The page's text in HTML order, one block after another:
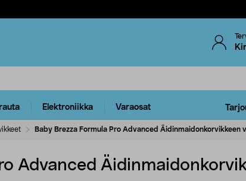
Elektroniikka Varaosat
Baby Brezza Formula Pro Advanced Äidinmaidonkorvikkeen
Advanced